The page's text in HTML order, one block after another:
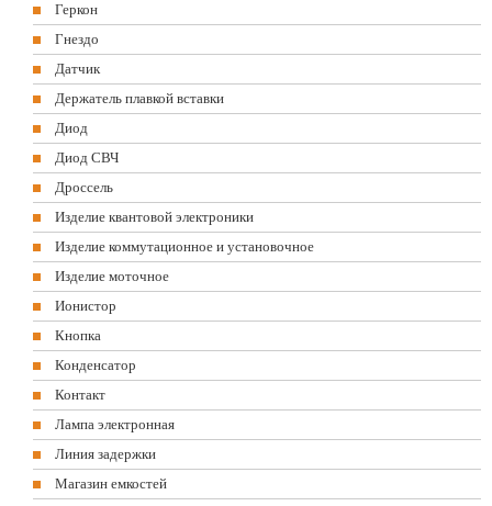
Геркон
Гнездо
Датчик
Держатель плавкой вставки
Диод
Диод СВЧ
Дроссель
Изделие квантовой электроники
Изделие коммутационное и установочное
Изделие моточное
Ионистор
Кнопка
Конденсатор
Контакт
Лампа электронная
Линия задержки
Магазин емкостей